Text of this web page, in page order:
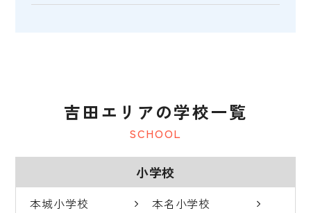
SCHOOL
吉田エリアの学校一覧
小学校
本城小学校
本名小学校